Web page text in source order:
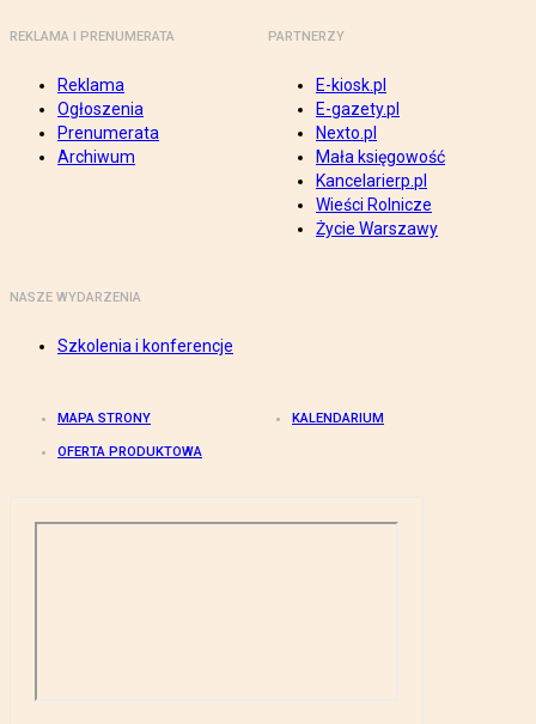
REKLAMA I PRENUMERATA
Reklama
Ogłoszenia
Prenumerata
Archiwum
PARTNERZY
E-kiosk.pl
E-gazety.pl
Nexto.pl
Mała księgowość
Kancelarierp.pl
Wieści Rolnicze
Życie Warszawy
NASZE WYDARZENIA
Szkolenia i konferencje
MAPA STRONY KALENDARIUM
OFERTA PRODUKTOWA